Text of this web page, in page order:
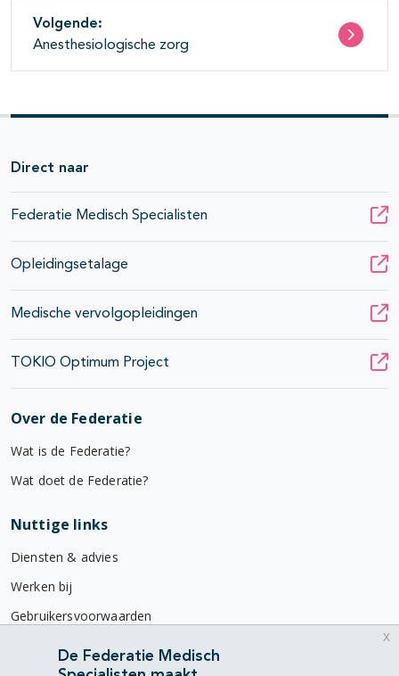
Volgende:
Anesthesiologische zorg
Direct naar
Federatie Medisch Specialisten
Opleidingsetalage
Medische vervolgopleidingen
TOKIO Optimum Project
Over de Federatie
Wat is de Federatie?
Wat doet de Federatie?
Nuttige links
Diensten & advies
Werken bij
Gebruikersvoorwaarden
Privacyverklaring
De Federatie Medisch
x